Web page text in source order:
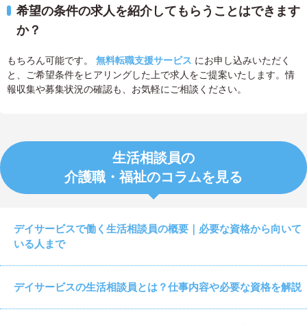
希望の条件の求人を紹介してもらうことはできます
か？
もちろん可能です。 無料転職支援サービス にお申し込みいただく
と、ご希望条件をヒアリングした上で求人をご提案いたします。情
報収集や募集状況の確認も、お気軽にご相談ください。
生活相談員の
介護職・福祉のコラムを見る
デイサービスで働く生活相談員の概要｜必要な資格から向いて
いる人まで
デイサービスの生活相談員とは？仕事内容や必要な資格を解説